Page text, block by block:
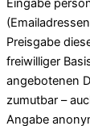
Eingabe
Preisgabe
freiwilliger
angebotenen
zumutbar –
Angabe